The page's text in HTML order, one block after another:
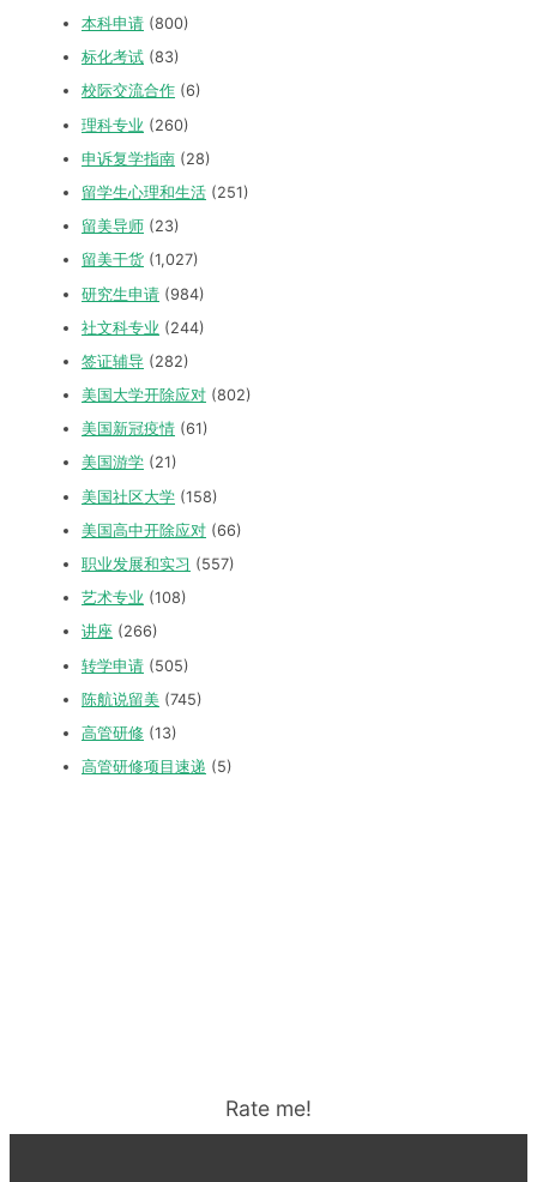
本科申请 (800)
标化考试 (83)
校际交流合作 (6)
理科专业 (260)
申诉复学指南 (28)
留学生心理和生活 (251)
留美导师 (23)
留美干货 (1,027)
研究生申请 (984)
社文科专业 (244)
签证辅导 (282)
美国大学开除应对 (802)
美国新冠疫情 (61)
美国游学 (21)
美国社区大学 (158)
美国高中开除应对 (66)
职业发展和实习 (557)
艺术专业 (108)
讲座 (266)
转学申请 (505)
陈航说留美 (745)
高管研修 (13)
高管研修项目速递 (5)
Rate me!